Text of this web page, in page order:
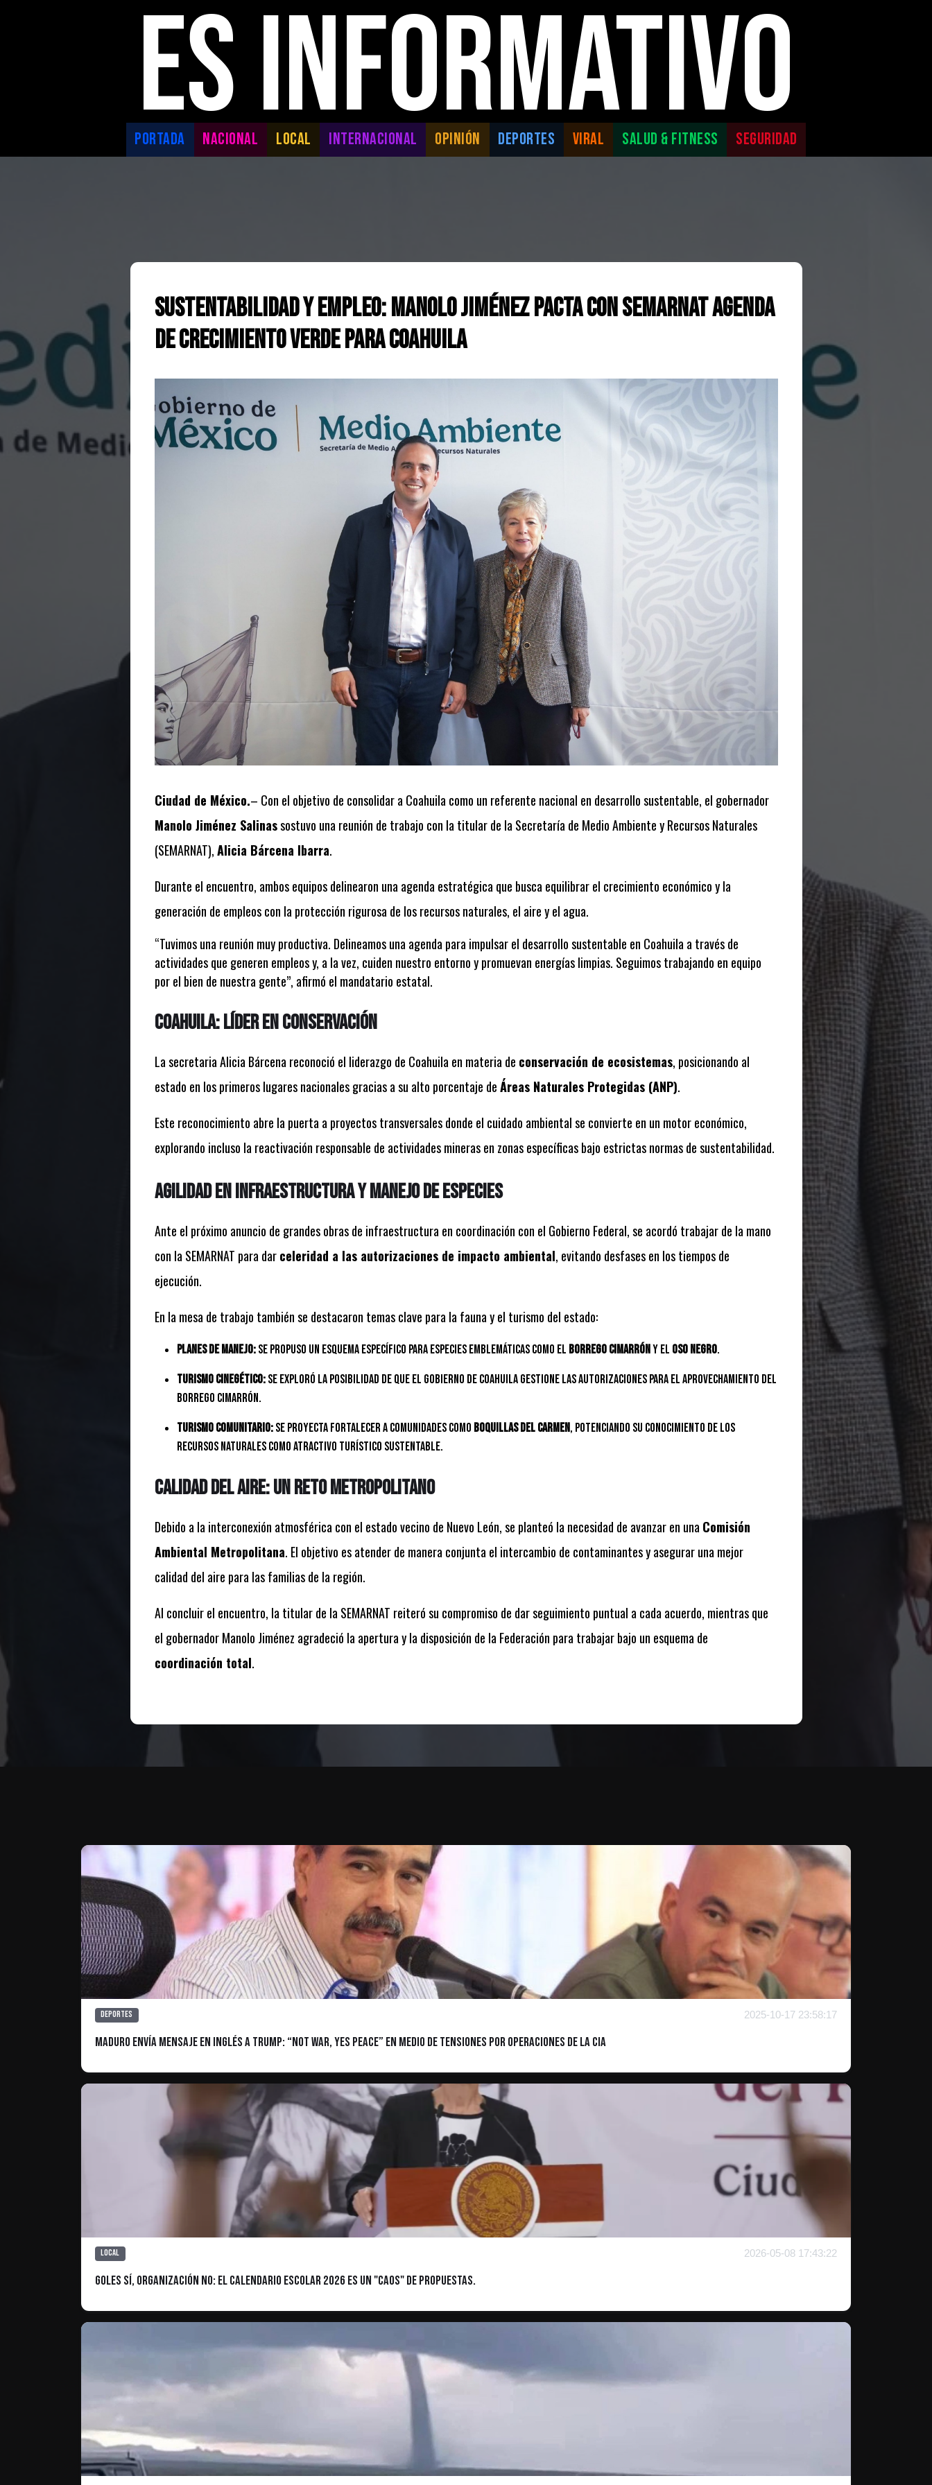
ES INFORMATIVO
PORTADA NACIONAL LOCAL INTERNACIONAL OPINIÓN DEPORTES VIRAL SALUD & FITNESS SEGURIDAD
Sustentabilidad y Empleo: Manolo Jiménez pacta con SEMARNAT agenda
de crecimiento verde para Coahuila
Ciudad de México.– Con el objetivo de consolidar a Coahuila como un referente nacional en desarrollo sustentable, el gobernador
Manolo Jiménez Salinassostuvo una reunión de trabajo con la titular de la Secretaría de Medio Ambiente y Recursos Naturales
(SEMARNAT),Alicia Bárcena Ibarra.
Durante el encuentro, ambos equipos delinearon una agenda estratégica que busca equilibrar el crecimiento económico y la
generación de empleos con la protección rigurosa de los recursos naturales, el aire y el agua.
“Tuvimos una reunión muy productiva. Delineamos una agenda para impulsar el desarrollo sustentable en Coahuila a través de
actividades que generen empleos y, a la vez, cuiden nuestro entorno y promuevan energías limpias. Seguimos trabajando en equipo
por el bien de nuestra gente”, afirmó el mandatario estatal.
Coahuila: Líder en conservación
La secretaria Alicia Bárcena reconoció el liderazgo de Coahuila en materia de conservación de ecosistemas, posicionando al
estado en los primeros lugares nacionales gracias a su alto porcentaje deÁreas Naturales Protegidas (ANP).
Este reconocimiento abre la puerta a proyectos transversales donde el cuidado ambiental se convierte en un motor económico,
explorando incluso la reactivación responsable de actividades mineras en zonas específicas bajo estrictas normas de sustentabilidad.
Agilidad en infraestructura y manejo de especies
Ante el próximo anuncio de grandes obras de infraestructura en coordinación con el Gobierno Federal, se acordó trabajar de la mano
con la SEMARNAT para darceleridad a las autorizaciones de impacto ambiental, evitando desfases en los tiempos de
ejecución.
En la mesa de trabajo también se destacaron temas clave para la fauna y el turismo del estado:
Planes de Manejo:Se propuso un esquema específico para especies emblemáticas como el borrego cimarróny el oso negro.
Turismo Cinegético:Se exploró la posibilidad de que el Gobierno de Coahuila gestione las autorizaciones para el aprovechamiento del
borrego cimarrón.
Turismo Comunitario:Se proyecta fortalecer a comunidades como Boquillas del Carmen, potenciando su conocimiento de los
recursos naturales como atractivo turístico sustentable.
Calidad del aire: Un reto metropolitano
Debido a la interconexión atmosférica con el estado vecino de Nuevo León, se planteó la necesidad de avanzar en unaComisión
Ambiental Metropolitana. El objetivo es atender de manera conjunta el intercambio de contaminantes y asegurar una mejor
calidad del aire para las familias de la región.
Al concluir el encuentro, la titular de la SEMARNAT reiteró su compromiso de dar seguimiento puntual a cada acuerdo, mientras que
el gobernador Manolo Jiménez agradeció la apertura y la disposición de la Federación para trabajar bajo un esquema de
coordinación total.
Deportes 2025-10-17 23:58:17
Maduro envía mensaje en inglés a Trump: “Not war, yes peace” en medio de tensiones por operaciones de la CIA
Local 2026-05-08 17:43:22
Goles sí, organización no: El calendario escolar 2026 es un "caos" de propuestas.